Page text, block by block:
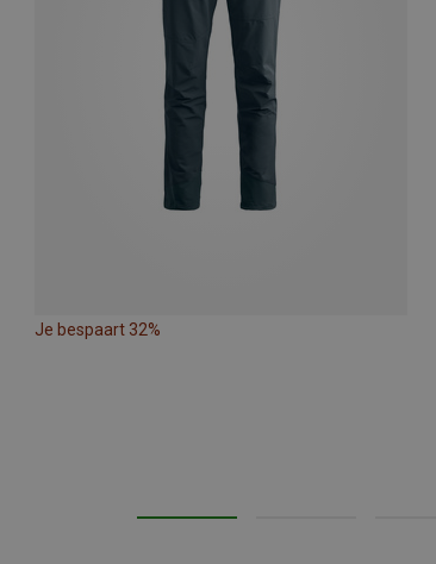
Je bespaart 32%